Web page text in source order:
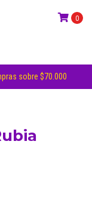
sobre $70.000
0